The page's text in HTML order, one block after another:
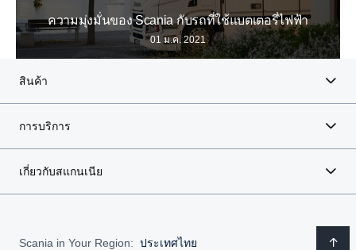
ความมุ่งมั่นของ Scania กับรถที่ใช้แบตเตอรี่ไฟฟ้า
01 ม.ค. 2021
สินค้า
การบริการ
เกี่ยวกับสแกนเนีย
Scania in Your Region: ประเทศไทย